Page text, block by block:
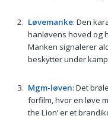
Løvemanke: Den
hanløvens hoved og
Manken signalerer
beskytter under
Mgm-løven: Det
forfilm, hvor en løve
the Lion’ er et